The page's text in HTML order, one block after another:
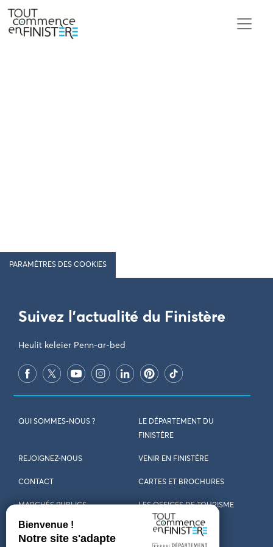
PARAMÈTRES DES COOKIES
Suivez l'actualité du Finistère
Heulit keleier Penn-ar-bed
QUI SOMMES-NOUS ?
LE DÉPARTEMENT DU
FINISTÈRE
REJOIGNEZ-NOUS VENIR EN FINISTÈRE
CONTACT CARTES ET BROCHURES
MARCHÉS PUBLICS LES OFFICES DE TOURISME
MENTIONS LÉGALES PRESSE